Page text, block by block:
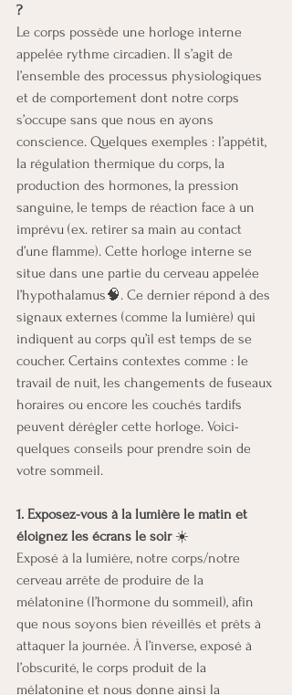
?
Le corps possède une horloge interne
appelée rythme circadien. Il s’agit de
l’ensemble des processus physiologiques
et de comportement dont notre corps
s’occupe sans que nous en ayons
conscience. Quelques exemples : l’appétit,
la régulation thermique du corps, la
production des hormones, la pression
sanguine, le temps de réaction face à un
imprévu (ex. retirer sa main au contact
d’une flamme). Cette horloge interne se
situe dans une partie du cerveau appelée
l’hypothalamus🧠. Ce dernier répond à des
signaux externes (comme la lumière) qui
indiquent au corps qu’il est temps de se
coucher. Certains contextes comme : le
travail de nuit, les changements de fuseaux
horaires ou encore les couchés tardifs
peuvent dérégler cette horloge. Voici-
quelques conseils pour prendre soin de
votre sommeil.
1. Exposez-vous à la lumière le matin et
éloignez les écrans le soir ☀️
Exposé à la lumière, notre corps/notre
cerveau arrête de produire de la
mélatonine (l’hormone du sommeil), afin
que nous soyons bien réveillés et prêts à
attaquer la journée. À l’inverse, exposé à
l’obscurité, le corps produit de la
mélatonine et nous donne ainsi la